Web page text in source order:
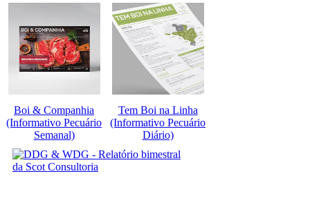
Boi & Companhia
(Informativo Pecuário
Semanal)
Tem Boi na Linha
(Informativo Pecuário
Diário)